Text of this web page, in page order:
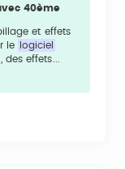
40ème
et effets
le
logiciel
effets...